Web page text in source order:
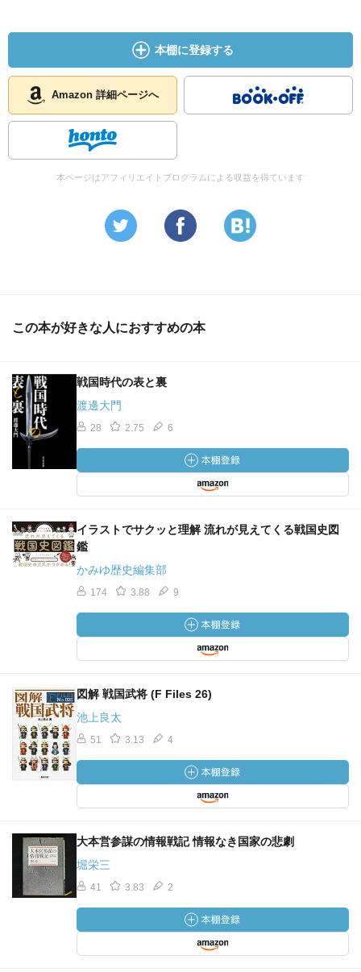
本棚に登録する
Amazon 詳細ページへ
本ページはアフィリエイトプログラムによる収益を得ています
この本が好きな人におすすめの本
戦国時代の表と裏
渡邊大門
28 2.75 6
イラストでサクッと理解 流れが見えてくる戦国史図
鑑
かみゆ歴史編集部
174 3.88 9
図解 戦国武将 (F Files 26)
池上良太
51 3.13 4
大本営参謀の情報戦記 情報なき国家の悲劇
堀栄三
41 3.83 2